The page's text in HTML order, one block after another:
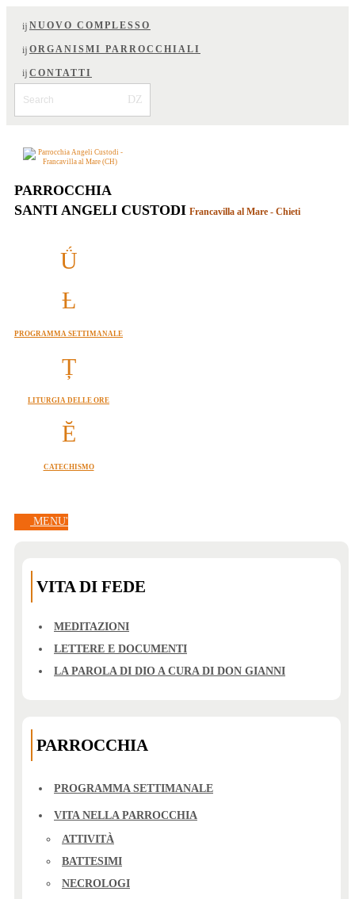
NUOVO COMPLESSO
ORGANISMI PARROCCHIALI
CONTATTI
PARROCCHIA
SANTI ANGELI CUSTODI Francavilla al Mare - Chieti
PROGRAMMA SETTIMANALE
LITURGIA DELLE ORE
CATECHISMO
MENU'
VITA DI FEDE
MEDITAZIONI
LETTERE E DOCUMENTI
LA PAROLA DI DIO A CURA DI DON GIANNI
PARROCCHIA
PROGRAMMA SETTIMANALE
VITA NELLA PARROCCHIA
ATTIVITÀ
BATTESIMI
NECROLOGI